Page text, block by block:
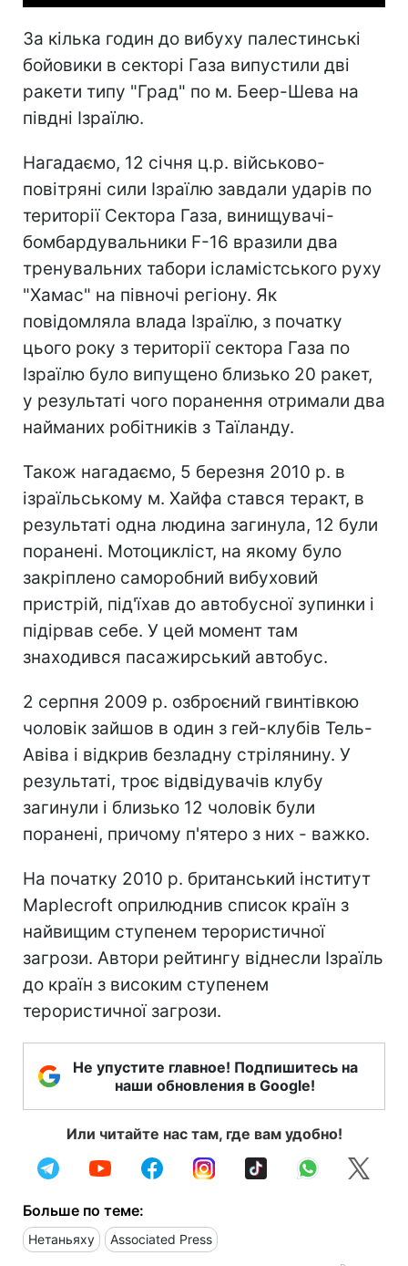
За кілька годин до вибуху палестинські
бойовики в секторі Газа випустили дві
ракети типу "Град" по м. Беер-Шева на
півдні Ізраїлю.
Нагадаємо, 12 січня ц.р. військово-
повітряні сили Ізраїлю завдали ударів по
території Cектора Газа, винищувачі-
бомбардувальники F-16 вразили два
тренувальних табори ісламістського руху
"Хамас" на півночі регіону. Як
повідомляла влада Ізраїлю, з початку
цього року з території сектора Газа по
Ізраїлю було випущено близько 20 ракет,
у результаті чого поранення отримали два
найманих робітників з Таїланду.
Також нагадаємо, 5 березня 2010 р. в
ізраїльському м. Хайфа стався теракт, в
результаті одна людина загинула, 12 були
поранені. Мотоцикліст, на якому було
закріплено саморобний вибуховий
пристрій, під'їхав до автобусної зупинки і
підірвав себе. У цей момент там
знаходився пасажирський автобус.
2 серпня 2009 р. озброєний гвинтівкою
чоловік зайшов в один з гей-клубів Тель-
Авіва і відкрив безладну стрілянину. У
результаті, троє відвідувачів клубу
загинули і близько 12 чоловік були
поранені, причому п'ятеро з них - важко.
На початку 2010 р. британський інститут
Maplecroft оприлюднив список країн з
найвищим ступенем терористичної
загрози. Автори рейтингу віднесли Ізраїль
до країн з високим ступенем
терористичної загрози.
Не упустите главное! Подпишитесь на
наши обновления в Google!
Или читайте нас там, где вам удобно!
Больше по теме:
Нетаньяху Associated Press